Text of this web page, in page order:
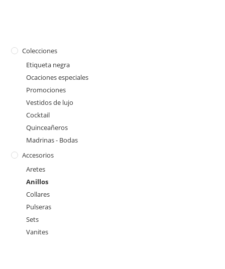
Colecciones
Etiqueta negra
Ocaciones especiales
Promociones
Vestidos de lujo
Cocktail
Quinceañeros
Madrinas - Bodas
Accesorios
Aretes
Anillos
Collares
Pulseras
Sets
Vanites